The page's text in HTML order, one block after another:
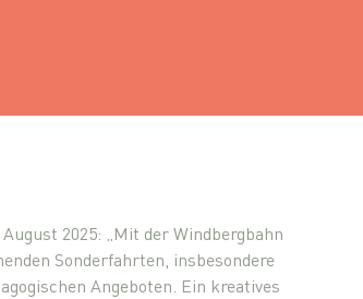
2025: „Mit der Windbergbahn
Sonderfahrten, insbesondere
Angeboten. Ein kreatives